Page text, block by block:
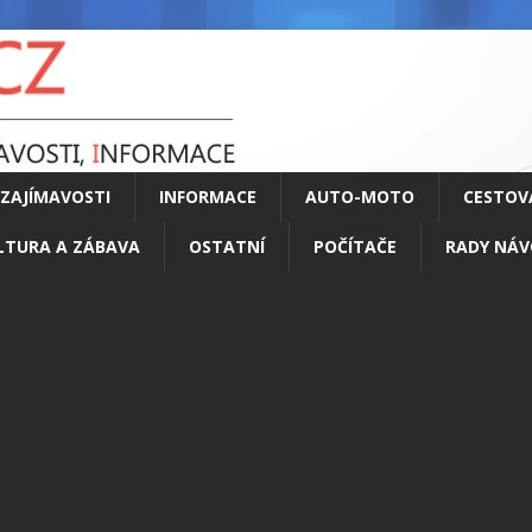
ZAJÍMAVOSTI INFORMACE AUTO-MOTO
A ZÁBAVA OSTATNÍ POČÍTAČE RADY